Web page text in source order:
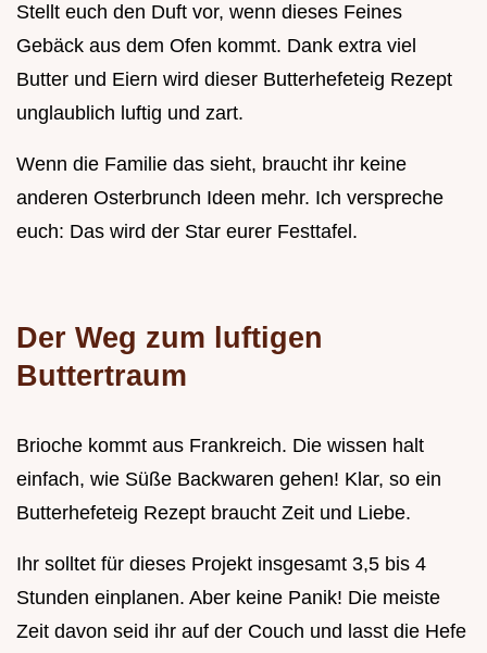
Stellt euch den Duft vor, wenn dieses Feines
Gebäck aus dem Ofen kommt. Dank extra viel
Butter und Eiern wird dieser Butterhefeteig Rezept
unglaublich luftig und zart.
Wenn die Familie das sieht, braucht ihr keine
anderen Osterbrunch Ideen mehr. Ich verspreche
euch: Das wird der Star eurer Festtafel.
Der Weg zum luftigen
Buttertraum
Brioche kommt aus Frankreich. Die wissen halt
einfach, wie Süße Backwaren gehen! Klar, so ein
Butterhefeteig Rezept braucht Zeit und Liebe.
Ihr solltet für dieses Projekt insgesamt 3,5 bis 4
Stunden einplanen. Aber keine Panik! Die meiste
Zeit davon seid ihr auf der Couch und lasst die Hefe